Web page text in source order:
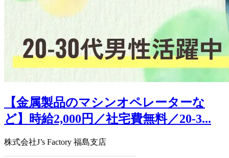
【金属製品のマシンオペレーターな
ど】時給2,000円／社宅費無料／20-3...
株式会社J’s Factory 福島支店